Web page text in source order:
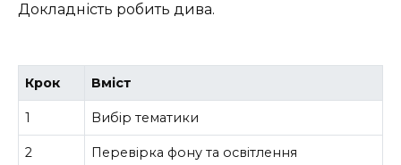
Докладність робить дива.
Крок Вміст
1 Вибір тематики
2 Перевірка фону та освітлення